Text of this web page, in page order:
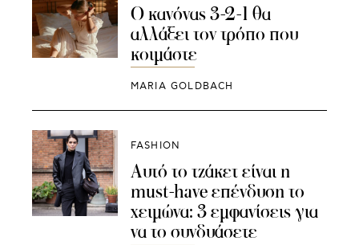
Ο κανόνας 3-2-1 θα
αλλάξει τον τρόπο που
κοιμάστε
MARIA GOLDBACH
FASHION
Αυτό το τζάκετ είναι η
must-have επένδυση το
χειμώνα: 3 εμφανίσεις για
να το συνδυάσετε